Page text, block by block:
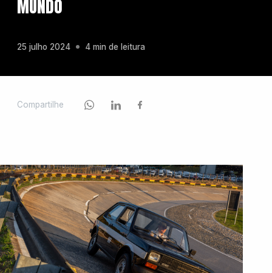
Chevrolet
GWM
Honda
MUNDO
25 julho 2024 4 min de leitura
Compartilhe